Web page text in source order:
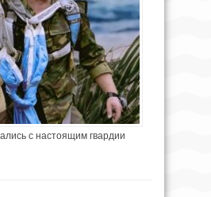
с настоящим гвардии